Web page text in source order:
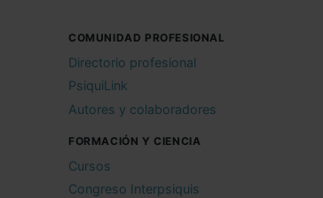
COMUNIDAD PROFESIONAL
Directorio profesional
PsiquiLink
Autores y colaboradores
FORMACIÓN Y CIENCIA
Cursos
Congreso Interpsiquis